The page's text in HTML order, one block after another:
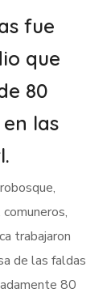
fue
que
80
las
trabajaron
de las faldas
80